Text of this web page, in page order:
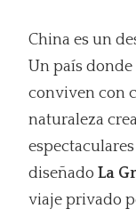
China es un
Un país
conviven con
naturaleza
diseñado La
viaje privado